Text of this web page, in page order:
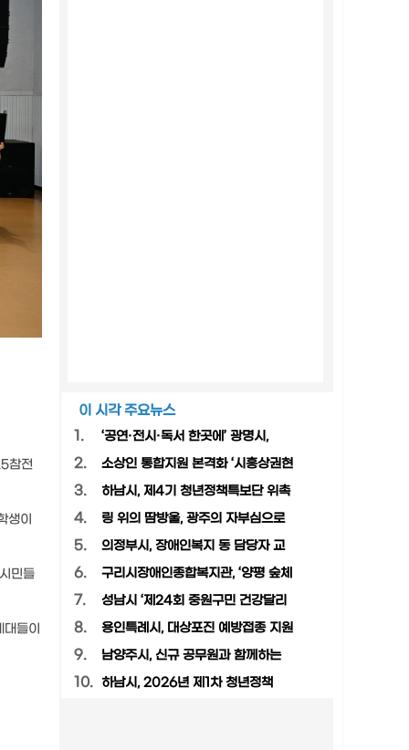
참전
생이
민들
들이
이 시각 주요뉴스
1.
‘공연·전시·독서 한곳에’ 광명시,
2. 소상인 통합지원 본격화 ‘시흥상권현
3. 하남시, 제4기 청년정책특보단 위촉
4. 링 위의 땀방울, 광주의 자부심으로
5. 의정부시, 장애인복지 동 담당자 교
6. 구리시장애인종합복지관, ‘양평 숲체
7. 성남시 ‘제24회 중원구민 건강달리
8. 용인특례시, 대상포진 예방접종 지원
9. 남양주시, 신규 공무원과 함께하는
10. 하남시, 2026년 제1차 청년정책